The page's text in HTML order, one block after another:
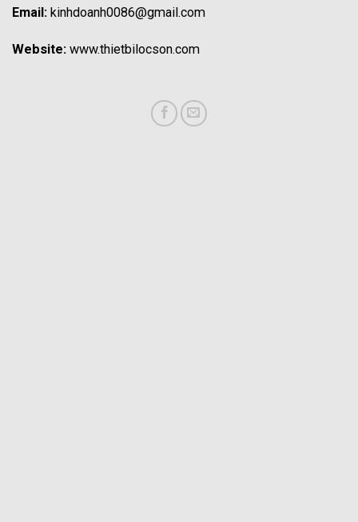
Email: kinhdoanh0086@gmail.com
Website: www.thietbilocson.com